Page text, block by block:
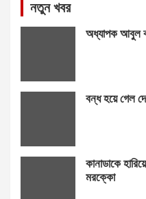
নতুন খবর
অধ্যাপক আবুল
বন্ধ হয়ে গেল
কানাডাকে
মরক্কো